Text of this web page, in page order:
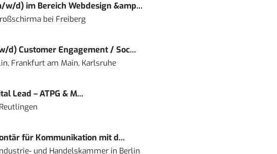
d) im Bereich Webdesign &amp...
bei Freiberg
d) Customer Engagement / Soc...
Frankfurt am Main, Karlsruhe
Lead – ATPG & M...
Reutlingen
für Kommunikation mit d...
und Handelskammerin Berlin